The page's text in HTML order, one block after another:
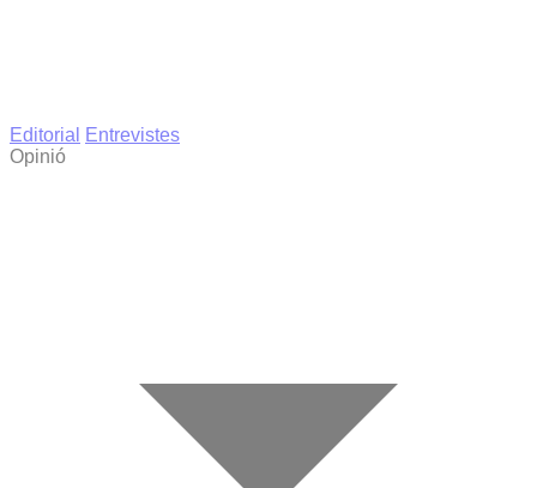
Editorial
Entrevistes
Opinió